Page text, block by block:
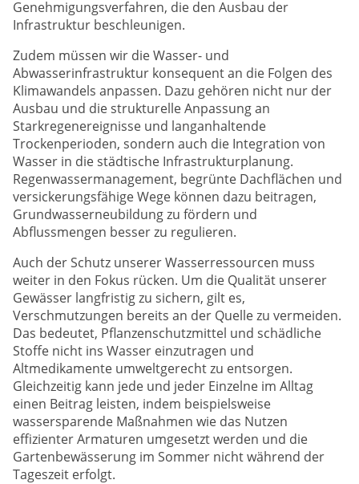
Genehmigungsverfahren, die den Ausbau der
Infrastruktur beschleunigen.
Zudem müssen wir die Wasser- und
Abwasserinfrastruktur konsequent an die Folgen des
Klimawandels anpassen. Dazu gehören nicht nur der
Ausbau und die strukturelle Anpassung an
Starkregenereignisse und langanhaltende
Trockenperioden, sondern auch die Integration von
Wasser in die städtische Infrastrukturplanung.
Regenwassermanagement, begrünte Dachflächen und
versickerungsfähige Wege können dazu beitragen,
Grundwasserneubildung zu fördern und
Abflussmengen besser zu regulieren.
Auch der Schutz unserer Wasserressourcen muss
weiter in den Fokus rücken. Um die Qualität unserer
Gewässer langfristig zu sichern, gilt es,
Verschmutzungen bereits an der Quelle zu vermeiden.
Das bedeutet, Pflanzenschutzmittel und schädliche
Stoffe nicht ins Wasser einzutragen und
Altmedikamente umweltgerecht zu entsorgen.
Gleichzeitig kann jede und jeder Einzelne im Alltag
einen Beitrag leisten, indem beispielsweise
wassersparende Maßnahmen wie das Nutzen
effizienter Armaturen umgesetzt werden und die
Gartenbewässerung im Sommer nicht während der
Tageszeit erfolgt.